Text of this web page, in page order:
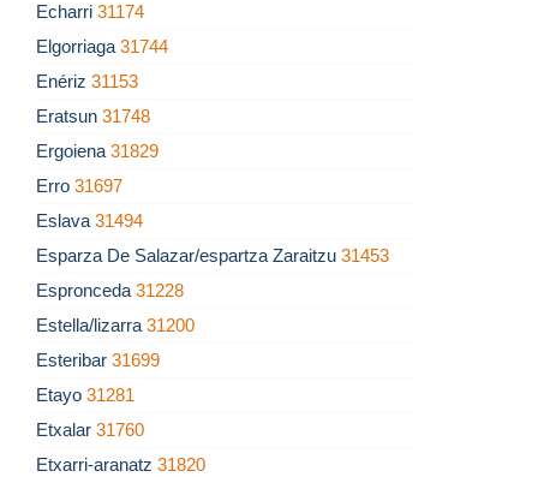
Echarri 31174
Elgorriaga 31744
Enériz 31153
Eratsun 31748
Ergoiena 31829
Erro 31697
Eslava 31494
Esparza De Salazar/espartza Zaraitzu 31453
Espronceda 31228
Estella/lizarra 31200
Esteribar 31699
Etayo 31281
Etxalar 31760
Etxarri-aranatz 31820